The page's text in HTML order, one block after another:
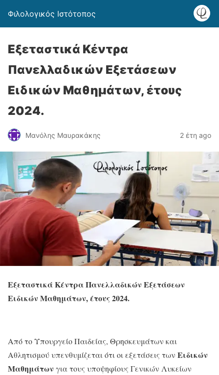
Φιλολογικός Ιστότοπος
Εξεταστικά Κέντρα
Πανελλαδικών Εξετάσεων
Ειδικών Μαθημάτων, έτους
2024.
Μανόλης Μαυρακάκης 2 έτη ago
Εξεταστικά Κέντρα Πανελλαδικών Εξετάσεων
Ειδικών Μαθημάτων, έτους 2024.
Από το Υπουργείο Παιδείας, Θρησκευμάτων και
Αθλητισμού υπενθυμίζεται ότι οι εξετάσεις των Eιδικών
Μαθημάτων για τους υποψηφίους Γενικών Λυκείων